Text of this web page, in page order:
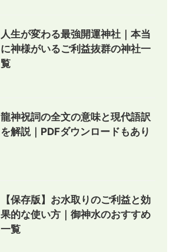
人生が変わる最強開運神社｜本当
に神様がいるご利益抜群の神社一
覧
龍神祝詞の全文の意味と現代語訳
を解説｜PDFダウンロードもあり
【保存版】お水取りのご利益と効
果的な使い方｜御神水のおすすめ
一覧